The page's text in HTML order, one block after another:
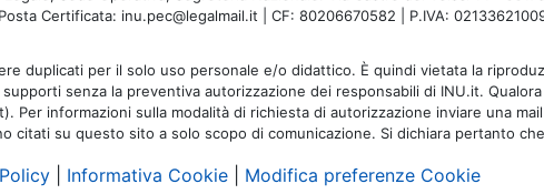
Certificata: inu.pec@legalmail.it | CF: 80206670582 | P.IVA:
duplicati per il solo uso personale e/o didattico. È quindi vietata la
senza la preventiva autorizzazione dei responsabili di INU.it.
informazioni sulla modalità di richiesta di autorizzazione inviare una
citati su questo sito a solo scopo di comunicazione. Si dichiara pertanto
Informativa Cookie Modifica preferenze Cookie